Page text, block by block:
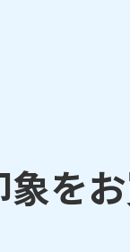
を